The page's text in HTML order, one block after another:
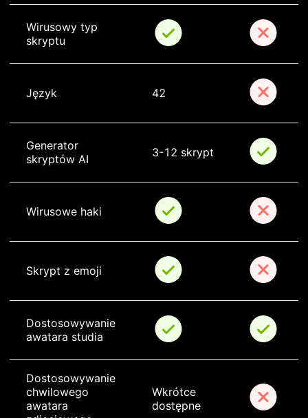
Wirusowy typ
skryptu
Język 42
Generator
skryptów AI
3-12 skrypt
Wirusowe haki
Skrypt z emoji
Dostosowywanie
awatara studia
Dostosowywanie
chwilowego
awatara
Wkrótce
dostępne